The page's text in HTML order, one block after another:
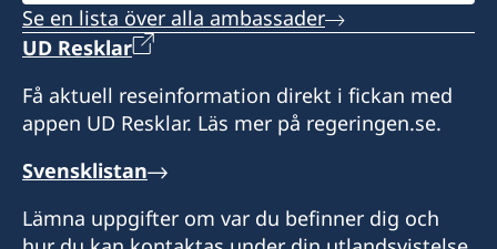
Se en lista över alla ambassader
UD Resklar
Få aktuell reseinformation direkt i fickan med
appen UD Resklar. Läs mer på regeringen.se.
Svensklistan
Lämna uppgifter om var du befinner dig och